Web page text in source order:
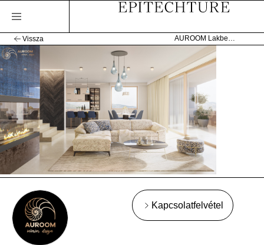
Vissza AUROOM Lakberendezési Stúdió
Kapcsolatfelvétel